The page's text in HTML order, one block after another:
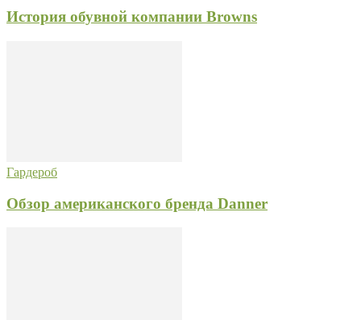
История обувной компании Browns
Гардероб
Обзор американского бренда Danner